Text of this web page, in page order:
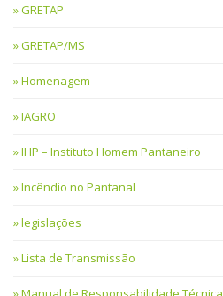
GRETAP
GRETAP/MS
Homenagem
IAGRO
IHP – Instituto Homem Pantaneiro
Incêndio no Pantanal
legislações
Lista de Transmissão